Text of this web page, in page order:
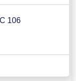
106